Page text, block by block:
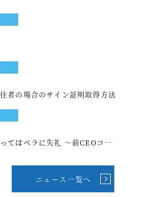
者の場合のサイン証明取得方法
てはベラに失礼 ～前CEOコラ
ニュース一覧へ